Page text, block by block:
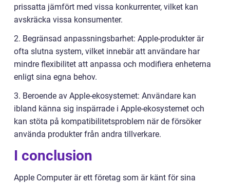
prissatta jämfört med vissa konkurrenter, vilket kan
avskräcka vissa konsumenter.
2. Begränsad anpassningsbarhet: Apple-produkter är
ofta slutna system, vilket innebär att användare har
mindre flexibilitet att anpassa och modifiera enheterna
enligt sina egna behov.
3. Beroende av Apple-ekosystemet: Användare kan
ibland känna sig inspärrade i Apple-ekosystemet och
kan stöta på kompatibilitetsproblem när de försöker
använda produkter från andra tillverkare.
I conclusion
Apple Computer är ett företag som är känt för sina